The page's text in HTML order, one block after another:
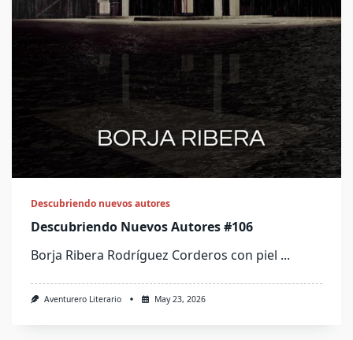
Descubriendo nuevos autores
Descubriendo Nuevos Autores #106
Borja Ribera Rodríguez Corderos con piel ...
Aventurero Literario May 23, 2026